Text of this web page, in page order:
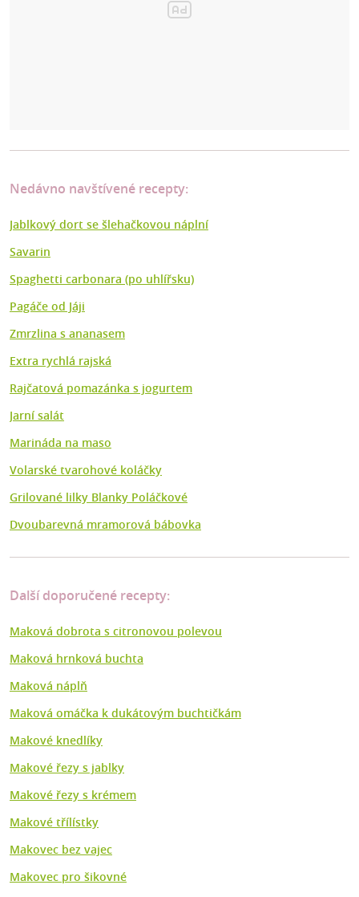
Nedávno navštívené recepty:
Jablkový dort se šlehačkovou náplní
Savarin
Spaghetti carbonara (po uhlířsku)
Pagáče od Jáji
Zmrzlina s ananasem
Extra rychlá rajská
Rajčatová pomazánka s jogurtem
Jarní salát
Marináda na maso
Volarské tvarohové koláčky
Grilované lilky Blanky Poláčkové
Dvoubarevná mramorová bábovka
Další doporučené recepty:
Maková dobrota s citronovou polevou
Maková hrnková buchta
Maková náplň
Maková omáčka k dukátovým buchtičkám
Makové knedlíky
Makové řezy s jablky
Makové řezy s krémem
Makové třílístky
Makovec bez vajec
Makovec pro šikovné